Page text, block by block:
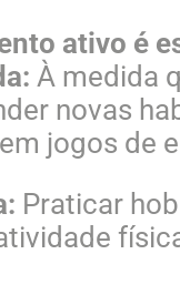
ativo é
À medida
novas
jogos de
Praticar